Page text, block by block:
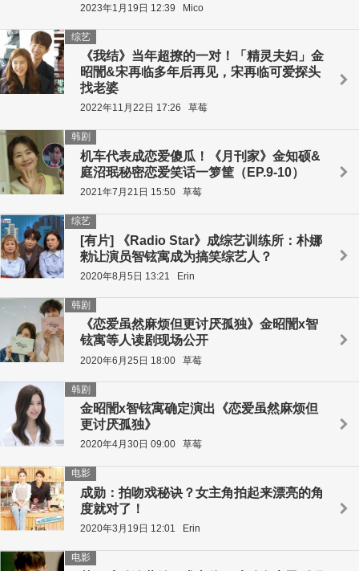
2023年1月19日 12:39 Mico
《我结》当年超撩的一对！「精灵夫妇」金
昭誾&宋再临多年后再见，宋再临可爱探头
找老婆
综艺
2022年11月22日 17:26 草莓
机车代表成恋爱傻瓜！《月刊家》金知硕&
庭沼珉秘密恋爱笑话一箩筐（EP.9-10）
韩剧
2021年7月21日 15:50 草莓
[有片] 《Radio Star》成综艺训练所：朴娜
勑让演员智铉寓成为搞笑综艺人？
综艺
2020年8月5日 13:21 Erin
《恋爱虽然麻烦但更讨厌孤独》金昭誾x智
铉寓等人读剧现场公开
韩剧
2020年6月25日 18:00 草莓
金昭誾x智铉寓确定演出《恋爱虽然麻烦但
更讨厌孤独》
韩剧
2020年4月30日 09:00 草莓
成勋：拍吻戏秘诀？女主角拍起来漂亮的角
度就对了！
电影
2020年3月19日 12:01 Erin
电影